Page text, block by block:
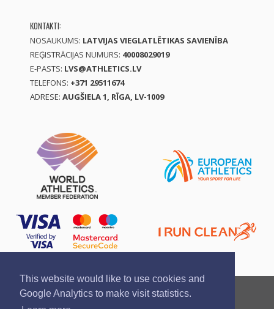
This website would like to use cookies and
Google Analytics to make visit statistics.
KONTAKTI:
NOSAUKUMS: LATVIJAS VIEGLATLĒTIKAS SAVIENĪBA
REĢISTRĀCIJAS NUMURS: 40008029019
E-PASTS: LVS@ATHLETICS.LV
TELEFONS: +371 29511674
ADRESE: AUGŠIELA 1, RĪGA, LV-1009
Ziņo par pārkāpumu
Privātuma politika
Pirkšanas un atgriešanas noteikumi